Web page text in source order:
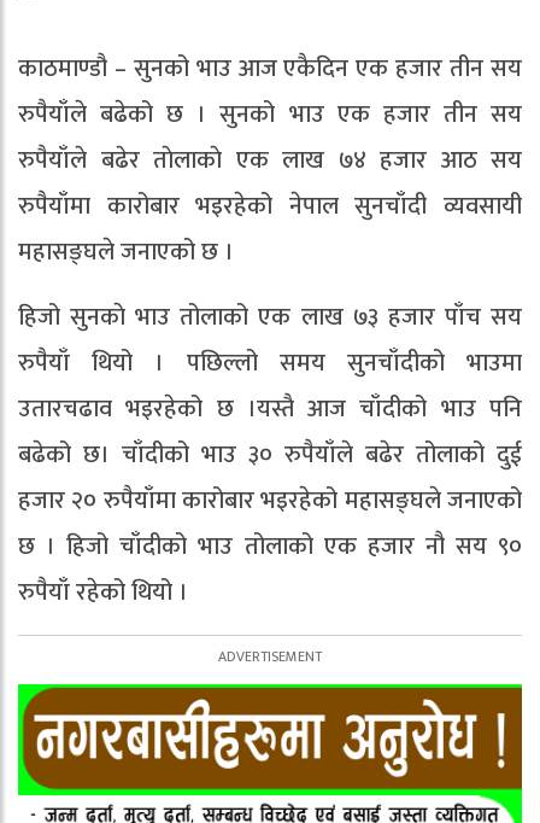
काठमाण्डौ – सुनको भाउ आज एकैदिन एक हजार तीन सय
रुपैयाँले बढेको छ । सुनको भाउ एक हजार तीन सय
रुपैयाँले बढेर ताेलाकाे एक लाख ७४ हजार आठ सय
रुपैयाँमा कारोबार भइरहेको नेपाल सुनचाँदी व्यवसायी
महासङ्घले जनाएको छ ।
हिजो सुनकाे भाउ तोलाको एक लाख ७३ हजार पाँच सय
रुपैयाँ थियो । पछिल्लो समय सुनचाँदीको भाउमा
उतारचढाव भइरहेको छ ।यस्तै आज चाँदीको भाउ पनि
बढेको छ। चाँदीको भाउ ३० रुपैयाँले बढेर तोलाको दुई
हजार २० रुपैयाँमा कारोबार भइरहेको महासङ्घले जनाएको
छ । हिजो चाँदीको भाउ तोलाको एक हजार नौ सय ९०
रुपैयाँ रहेको थियो ।